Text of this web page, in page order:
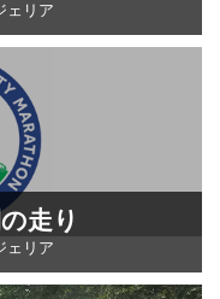
ェリア
走り
ェリア